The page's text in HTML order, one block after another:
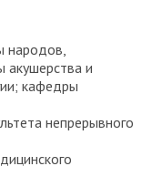
народов,
акушерства и
кафедры
непрерывного